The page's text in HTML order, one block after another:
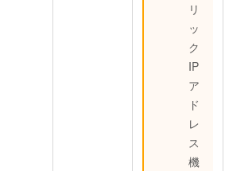
リ
ッ
ク
IP
ア
ド
レ
ス
機